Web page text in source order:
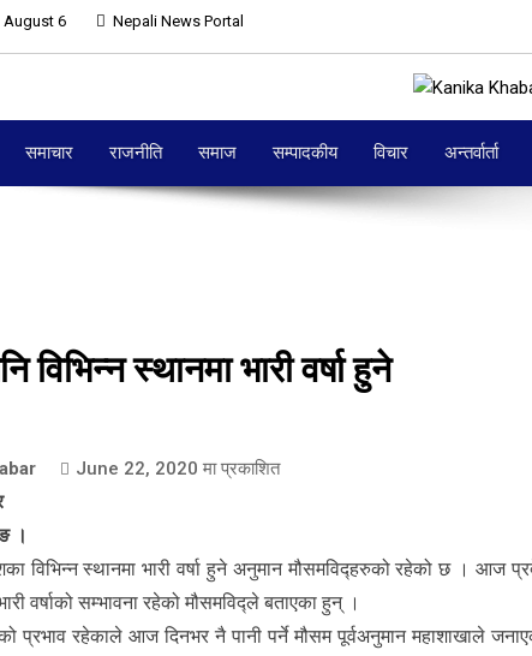
August 6 Nepali News Portal
समाचार राजनीति समाज सम्पादकीय विचार अन्तर्वार्ता
विभिन्न स्थानमा भारी वर्षा हुने
June 22, 2020 मा प्रकाशित
।
विभिन्न स्थानमा भारी वर्षा हुने अनुमान मौसमविद्हरुको रहेको छ । आज
वर्षाको सम्भावना रहेको मौसमविद्ले बताएका हुन् ।
प्रभाव रहेकाले आज दिनभर नै पानी पर्ने मौसम पूर्वअनुमान महाशाखाले